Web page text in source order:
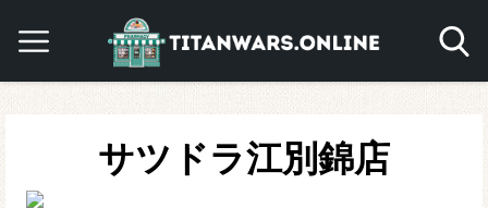
サツドラ江別錦店